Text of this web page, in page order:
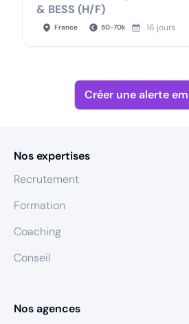
& BESS (H/F)
France 50-70k 16 jours
Créer une alerte
Nos expertises
Recrutement
Formation
Coaching
Conseil
Nos agences